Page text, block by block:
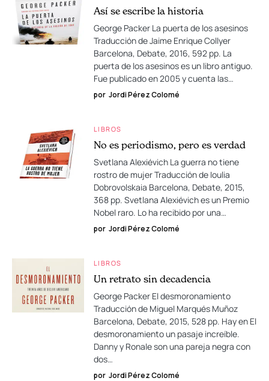
Así se escribe la historia
George Packer La puerta de los asesinos
Traducción de Jaime Enrique Collyer
Barcelona, Debate, 2016, 592 pp. La
puerta de los asesinos es un libro antiguo.
Fue publicado en 2005 y cuenta las…
por Jordi Pérez Colomé
LIBROS
No es periodismo, pero es verdad
Svetlana Alexiévich La guerra no tiene
rostro de mujer Traducción de Ioulia
Dobrovolskaia Barcelona, Debate, 2015,
368 pp. Svetlana Alexiévich es un Premio
Nobel raro. Lo ha recibido por una…
por Jordi Pérez Colomé
LIBROS
Un retrato sin decadencia
George Packer El desmoronamiento
Traducción de Miguel Marqués Muñoz
Barcelona, Debate, 2015, 528 pp. Hay en El
desmoronamiento un pasaje increíble.
Danny y Ronale son una pareja negra con
dos…
por Jordi Pérez Colomé